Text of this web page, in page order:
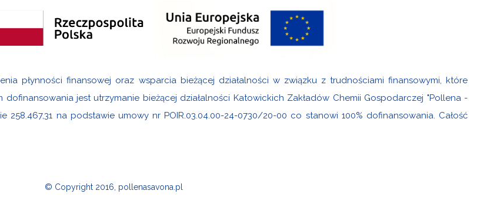
płynności finansowej oraz wsparcia bieżącej działalności w związku z trudnościami finansowymi, które
jest utrzymanie bieżącej działalności Katowickich Zakładów Chemii Gospodarczej "Pollena -
na podstawie umowy nr POIR.03.04.00-24-0730/20-00 co stanowi 100% dofinansowania. Całość
© Copyright 2016, pollenasavona.pl